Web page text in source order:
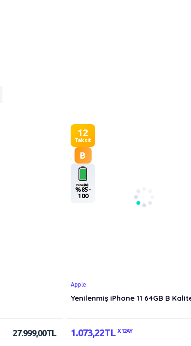
27.999,00TL
12
Taksit
B
Pil Sağlığı
%85-
100
Apple
Yenilenmiş iPhone 11 64GB B
1.073,22TLX 12AY